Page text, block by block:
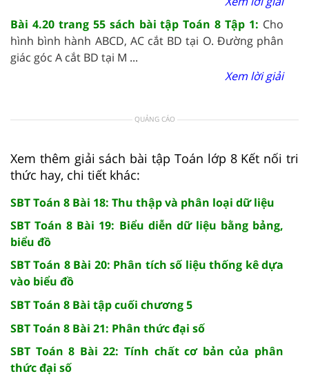
Bài 4.20 trang 55 sách bài tập Toán 8 Tập 1: Cho
hình bình hành ABCD, AC cắt BD tại O. Đường phân
giác góc A cắt BD tại M ...
Xem lời giải
QUẢNG CÁO
Xem thêm giải sách bài tập Toán lớp 8 Kết nối tri
thức hay, chi tiết khác:
SBT Toán 8 Bài 18: Thu thập và phân loại dữ liệu
SBT Toán 8 Bài 19: Biểu diễn dữ liệu bằng bảng,
biểu đồ
SBT Toán 8 Bài 20: Phân tích số liệu thống kê dựa
vào biểu đồ
SBT Toán 8 Bài tập cuối chương 5
SBT Toán 8 Bài 21: Phân thức đại số
SBT Toán 8 Bài 22: Tính chất cơ bản của phân
thức đại số